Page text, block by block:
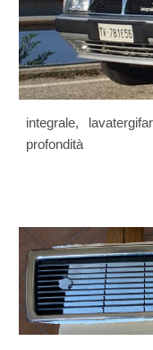
integrale,
profondità